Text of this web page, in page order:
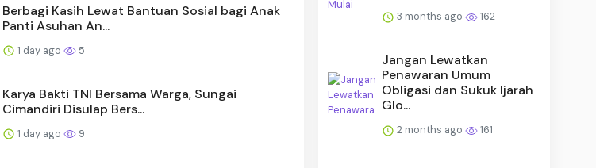
Berbagi Kasih Lewat Bantuan Sosial bagi Anak
Panti Asuhan An...
1 day ago 5
Karya Bakti TNI Bersama Warga, Sungai
Cimandiri Disulap Bers...
1 day ago 9
3 months ago 162
Jangan Lewatkan
Penawaran Umum
Obligasi dan Sukuk Ijarah
Glo...
2 months ago 161